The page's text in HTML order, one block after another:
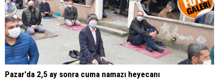
Pazar'da 2,5 ay sonra cuma namazı heyecanı